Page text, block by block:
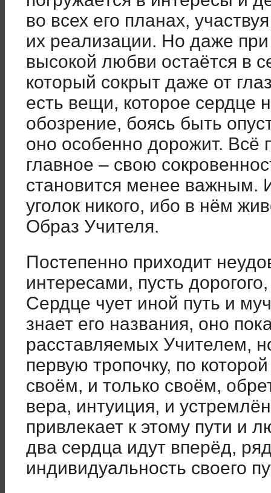
во всех его планах,
их реализации. Но даже
высокой любви остаётся в
который сокрыт даже от
есть вещи, которое сердце
обозрение, боясь быть
оно особенно дорожит. Всё
главное – свою
становится менее важным.
уголок никого, ибо в нём
Образ Учителя.
Постепенно приходит
интересами, пусть
Сердце чует иной путь и
знает его названия, оно
расставляемых Учителем,
первую тропочку, по
своём, и только своём,
вера, интуиция, и
привлекает к этому пути и
два сердца идут вперёд,
индивидуальность своего